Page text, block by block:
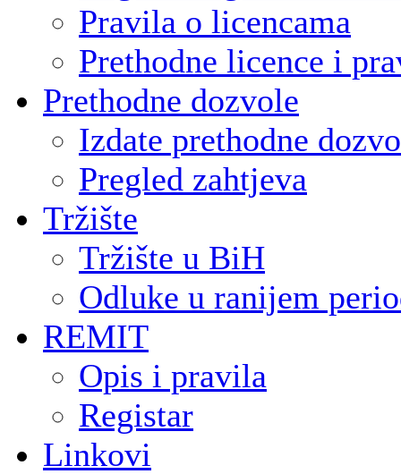
Pravila o licencama
Prethodne licence i
Prethodne dozvole
Izdate prethodne
Pregled zahtjeva
Tržište
Tržište u BiH
Odluke u ranijem
REMIT
Opis i pravila
Registar
Linkovi